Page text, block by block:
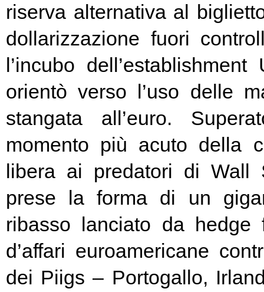
riserva alternativa al
dollarizzazione fuori
l’incubo
orientò verso l’uso delle
stangata all’euro.
momento più acuto della
libera ai predatori di Wall
prese la forma di un
ribasso lanciato da hedge
d’affari euroamericane
dei Piigs – Portogallo,